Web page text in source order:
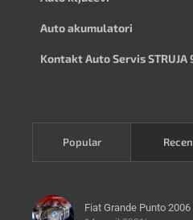
Auto akumulatori
Kontakt Auto Servis STRUJA
Popular
Fiat Grande Punto